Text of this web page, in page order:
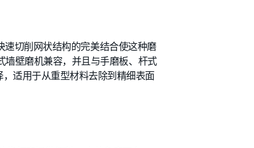
速切削网状结构的完美结合使这种磨
墙壁磨机兼容，并且与手磨板、杆式
适用于从重型材料去除到精细表面